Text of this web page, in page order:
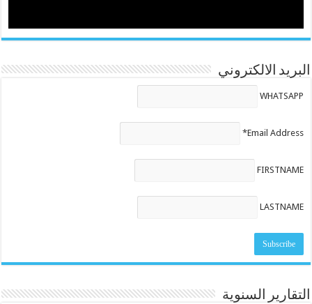
البريد الالكتروني
WHATSAPP
Email Address*
FIRSTNAME
LASTNAME
التقارير السنوية